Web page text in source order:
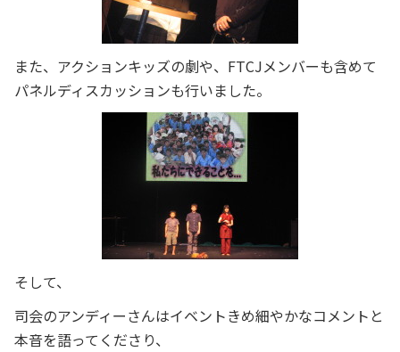
また、アクションキッズの劇や、FTCJメンバーも含めて
パネルディスカッションも行いました。
そして、
司会のアンディーさんはイベントきめ細やかなコメントと
本音を語ってくださり、